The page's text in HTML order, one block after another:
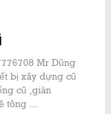
Mr Dũng
bị xây dựng cũ
cũ ,giàn
tông ...